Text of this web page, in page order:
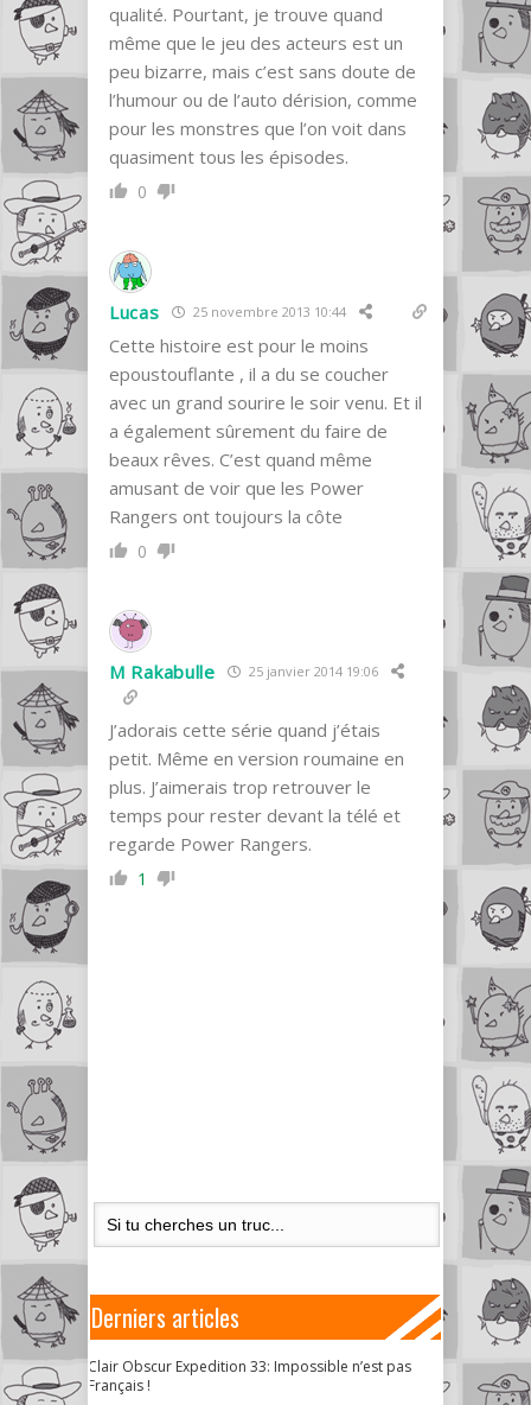
qualité. Pourtant, je trouve quand
même que le jeu des acteurs est un
peu bizarre, mais c’est sans doute de
l’humour ou de l’auto dérision, comme
pour les monstres que l’on voit dans
quasiment tous les épisodes.
0
Lucas 25 novembre 2013 10:44
Cette histoire est pour le moins
epoustouflante , il a du se coucher
avec un grand sourire le soir venu. Et il
a également sûrement du faire de
beaux rêves. C’est quand même
amusant de voir que les Power
Rangers ont toujours la côte
0
M Rakabulle 25 janvier 2014 19:06
J’adorais cette série quand j’étais
petit. Même en version roumaine en
plus. J’aimerais trop retrouver le
temps pour rester devant la télé et
regarde Power Rangers.
1
Derniers articles
Clair Obscur Expedition 33: Impossible n’est pas
Français !